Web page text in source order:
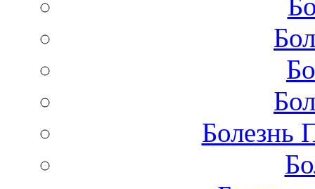
Болезнь